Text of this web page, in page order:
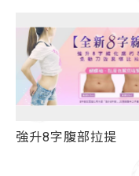
強升8字腹部拉提